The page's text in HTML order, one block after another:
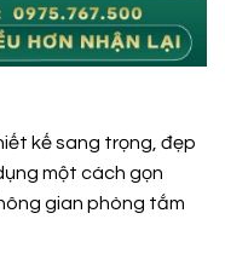
kế sang trọng, đẹp
một cách gọn
gian phòng tắm